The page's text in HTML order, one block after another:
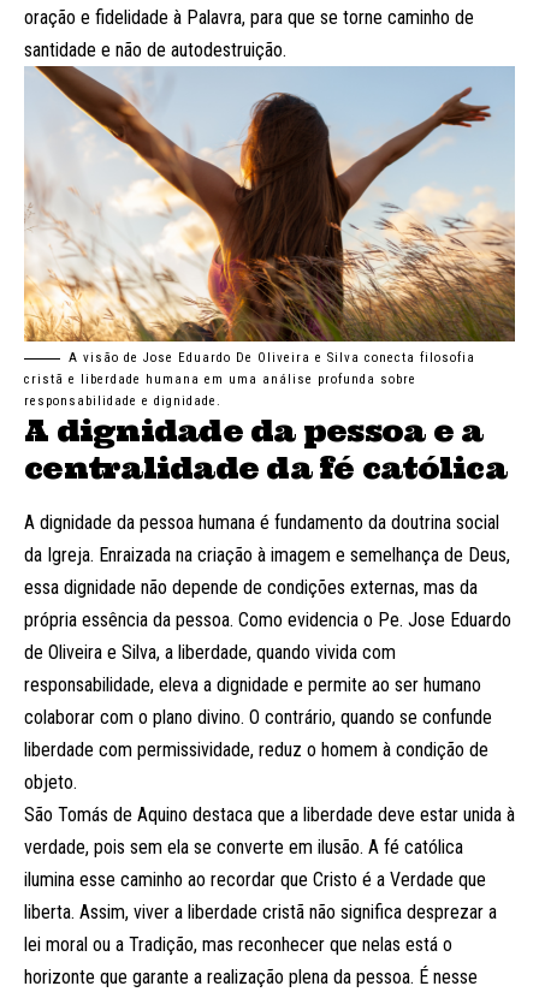
oração e fidelidade à Palavra, para que se torne caminho de
santidade e não de autodestruição.
A visão de Jose Eduardo De Oliveira e Silva conecta filosofia
cristã e liberdade humana em uma análise profunda sobre
responsabilidade e dignidade.
A dignidade da pessoa e a
centralidade da fé católica
A dignidade da pessoa humana é fundamento da doutrina social
da Igreja. Enraizada na criação à imagem e semelhança de Deus,
essa dignidade não depende de condições externas, mas da
própria essência da pessoa. Como evidencia o Pe. Jose Eduardo
de Oliveira e Silva, a liberdade, quando vivida com
responsabilidade, eleva a dignidade e permite ao ser humano
colaborar com o plano divino. O contrário, quando se confunde
liberdade com permissividade, reduz o homem à condição de
objeto.
São Tomás de Aquino destaca que a liberdade deve estar unida à
verdade, pois sem ela se converte em ilusão. A fé católica
ilumina esse caminho ao recordar que Cristo é a Verdade que
liberta. Assim, viver a liberdade cristã não significa desprezar a
lei moral ou a Tradição, mas reconhecer que nelas está o
horizonte que garante a realização plena da pessoa. É nesse